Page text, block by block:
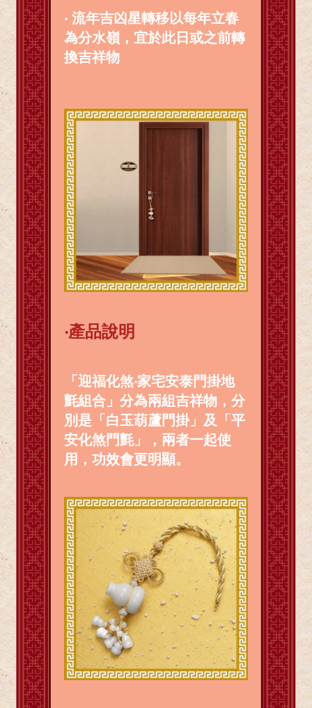
‧ 流年吉凶星轉移以每年立春
為分水嶺，宜於此日或之前轉
換吉祥物
‧產品說明
「迎福化煞‧家宅安泰門掛地
氈組合」分為兩組吉祥物，分
別是「白玉葫蘆門掛」及「平
安化煞門氈」，兩者一起使
用，功效會更明顯。